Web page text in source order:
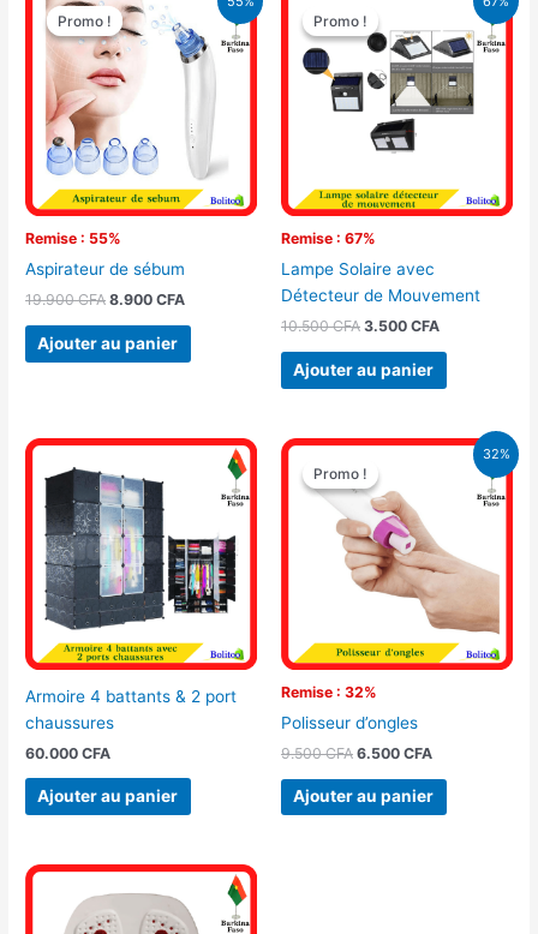
Promo !
Remise : 55%
Promo !
Aspirateur de sébum
19.900CFA
prix
initial
était :
19.900 CFA.
8.900CFA
actuel
est :
8.900 CFA.
Ajouter au panier
Promo !
Remise : 67%
Promo !
Lampe Solaire avec
Détecteur de Mouvement
10.500CFA
prix
initial
était :
10.500 CFA.
3.500 CFA
actuel
est :
3.500 CFA.
Ajouter au panier
Armoire 4 battants & 2 port
chaussures
60.000CFA
Ajouter au panier
32%
Promo !
Remise : 32%
Promo !
Polisseur d’ongles
9.500CFA
Le
prix
initial
était :
9.500 CFA.
6.500 CFA
Le
Ajouter au panier